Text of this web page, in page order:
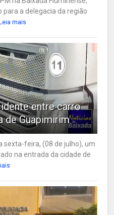
a delegacia da região
mais
entre carro
de Guapimirim
sexta-feira, (08 de julho), um
na entrada da cidade de